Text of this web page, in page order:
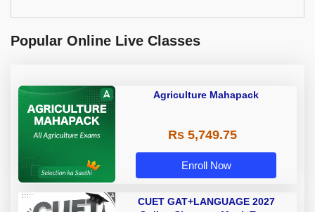
Popular Online Live Classes
Agriculture Mahapack
Rs 5,749.75
Enroll Now
CUET GAT+LANGUAGE 2027